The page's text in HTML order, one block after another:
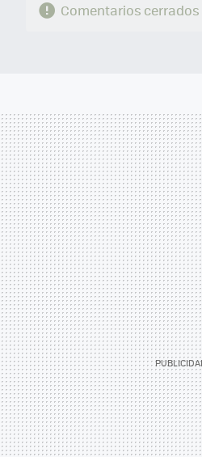
Comentarios cerrados